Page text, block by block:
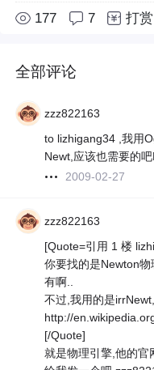
177 7 打赏
全部评论
zzz822163
to lizhigang34 ,我用
Newt,应该也需要的
2009-02-27
zzz822163
[Quote=引用 1 楼
你要找的是Newton
有啊..
不过,我用的是
http://
[/Quote]
就是物理引擎,他的官